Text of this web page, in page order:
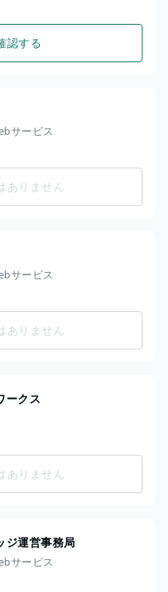
認する
サービス
ありません
サービス
ありません
ークス
ありません
ジ運営事務局
サービス